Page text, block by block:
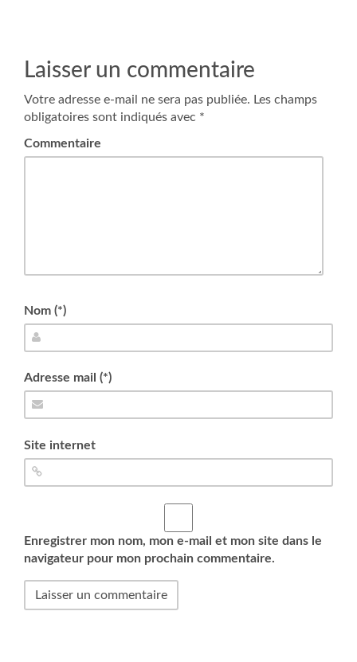
Laisser un commentaire
Votre adresse e-mail ne sera pas publiée. Les champs
obligatoires sont indiqués avec *
Commentaire
Nom (*)
Adresse mail (*)
Site internet
Enregistrer mon nom, mon e-mail et mon site dans le
navigateur pour mon prochain commentaire.